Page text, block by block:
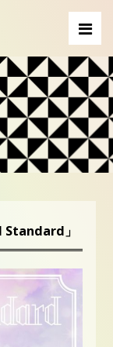
Standard」